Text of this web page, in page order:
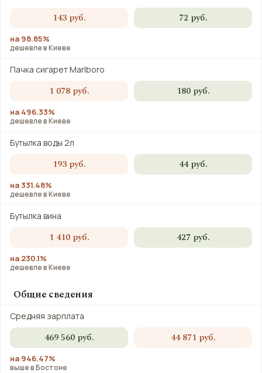
143 руб. 72 руб.
на 98.85%
дешевле в Киеве
Пачка сигарет Marlboro
1 078 руб. 180 руб.
на 496.33%
дешевле в Киеве
Бутылка воды 2л
193 руб. 44 руб.
на 331.48%
дешевле в Киеве
Бутылка вина
1 410 руб. 427 руб.
на 230.1%
дешевле в Киеве
Общие сведения
Средняя зарплата
469 560 руб. 44 871 руб.
на 946.47%
выше в Бостоне